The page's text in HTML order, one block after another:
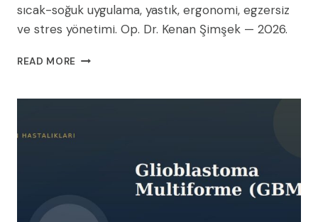
sıcak-soğuk uygulama, yastık, ergonomi, egzersiz
ve stres yönetimi. Op. Dr. Kenan Şimşek — 2026.
READ MORE BOYUN
İYI
KENAN